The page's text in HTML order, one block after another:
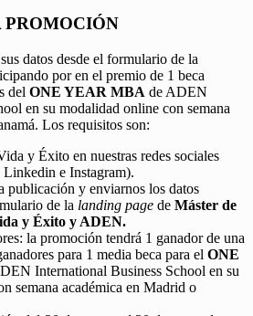
datos desde el formulario de la
por en el premio de 1 beca
del ONE YEAR MBA de ADEN
en su modalidad online con semana
Los requisitos son:
y Éxito en nuestras redes sociales
e Instagram).
publicación y enviarnos los datos
de la landing page de Máster de
y Éxito y ADEN.
la promoción tendrá 1 ganador de una
para 1 media beca para el ONE
International Business School en su
semana académica en Madrid o